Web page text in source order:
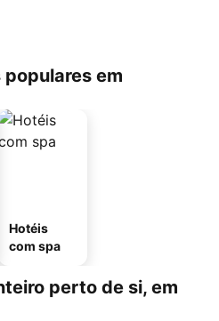
em
Hotéis
com spa
perto de si, em